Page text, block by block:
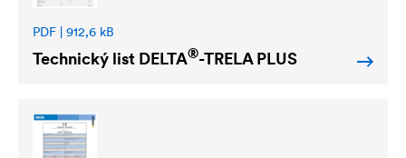
PDF | 912,6 kB
Technický list DELTA®-TRELA PLUS